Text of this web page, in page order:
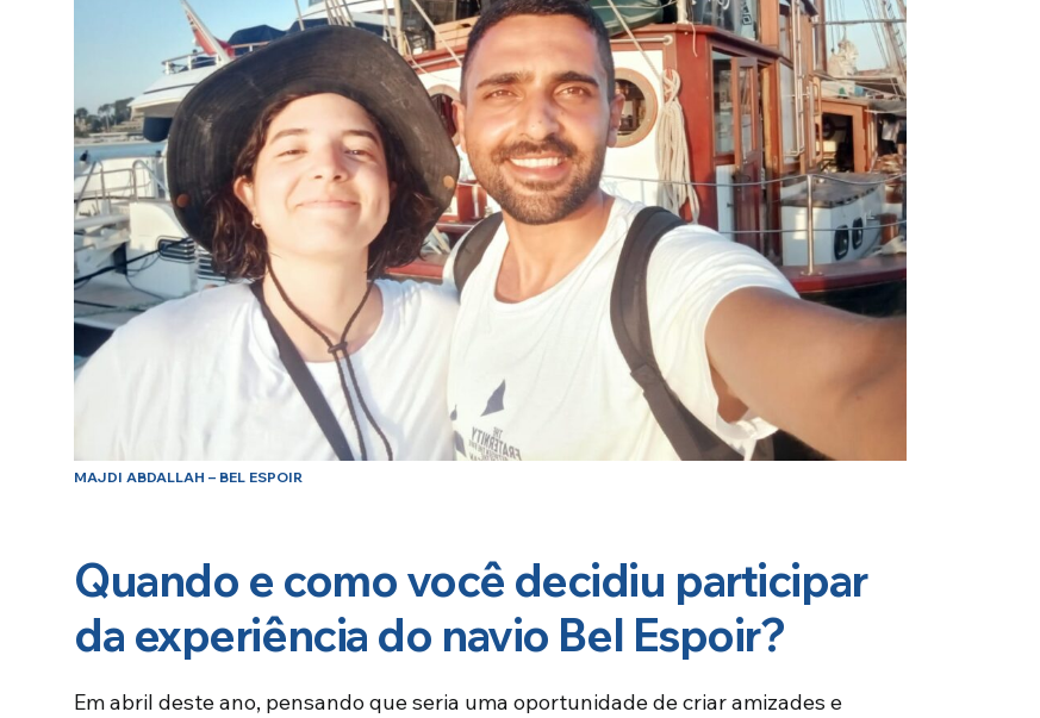
MAJDI ABDALLAH – BEL ESPOIR
Quando e como você decidiu participar
da experiência do navio Bel Espoir?
Em abril deste ano, pensando que seria uma oportunidade de criar amizades e